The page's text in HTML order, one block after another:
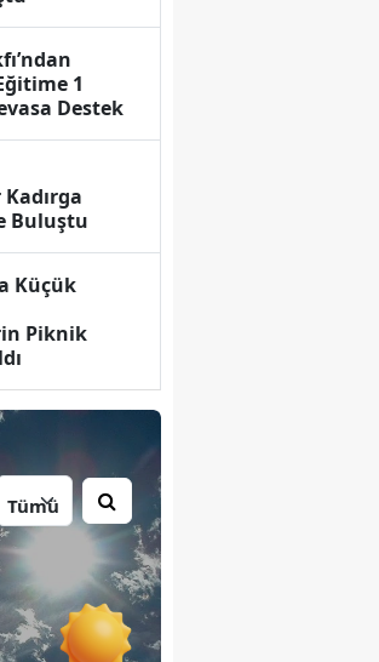
1
Destek
Buluştu
Küçük
Piknik